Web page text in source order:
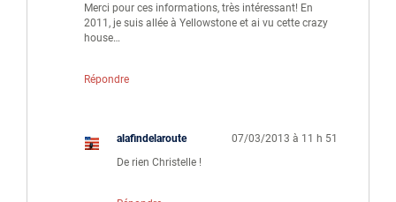
Merci pour ces informations, très intéressant! En
2011, je suis allée à Yellowstone et ai vu cette crazy
house…
Répondre
alafindelaroute
07/03/2013 à 11 h 51
De rien Christelle !